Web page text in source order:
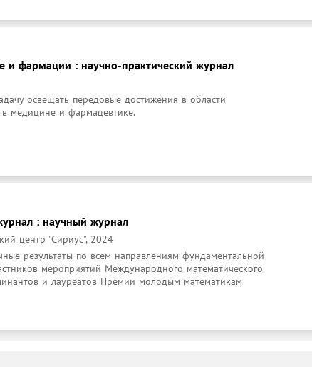
и фармации : научно-практический журнал
освещать передовые достижения в области
медицине и фармацевтике.
: научный журнал
центр "Сириус", 2024
результаты по всем направлениям фундаментальной
мероприятий Международного математического
и лауреатов Премии молодым математикам